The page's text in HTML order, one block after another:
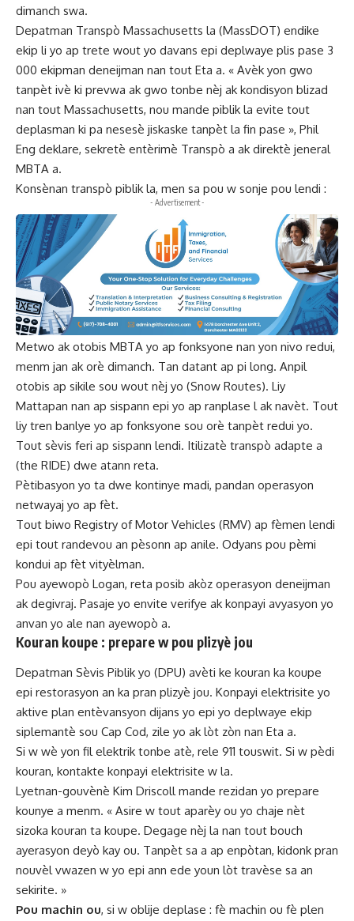
dimanch swa.
Depatman Transpò Massachusetts la (MassDOT) endike
ekip li yo ap trete wout yo davans epi deplwaye plis pase 3
000 ekipman deneijman nan tout Eta a. « Avèk yon gwo
tanpèt ivè ki prevwa ak gwo tonbe nèj ak kondisyon blizad
nan tout Massachusetts, nou mande piblik la evite tout
deplasman ki pa nesesè jiskaske tanpèt la fin pase », Phil
Eng deklare, sekretè entèrimè Transpò a ak direktè jeneral
MBTA a.
Konsènan transpò piblik la, men sa pou w sonje pou lendi :
- Advertisement -
Metwo ak otobis MBTA yo ap fonksyone nan yon nivo redui,
menm jan ak orè dimanch. Tan datant ap pi long. Anpil
otobis ap sikile sou wout nèj yo (Snow Routes). Liy
Mattapan nan ap sispann epi yo ap ranplase l ak navèt. Tout
liy tren banlye yo ap fonksyone sou orè tanpèt redui yo.
Tout sèvis feri ap sispann lendi. Itilizatè transpò adapte a
(the RIDE) dwe atann reta.
Pètibasyon yo ta dwe kontinye madi, pandan operasyon
netwayaj yo ap fèt.
Tout biwo Registry of Motor Vehicles (RMV) ap fèmen lendi
epi tout randevou an pèsonn ap anile. Odyans pou pèmi
kondui ap fèt vityèlman.
Pou ayewopò Logan, reta posib akòz operasyon deneijman
ak degivraj. Pasaje yo envite verifye ak konpayi avyasyon yo
anvan yo ale nan ayewopò a.
Kouran koupe : prepare w pou plizyè jou
Depatman Sèvis Piblik yo (DPU) avèti ke kouran ka koupe
epi restorasyon an ka pran plizyè jou. Konpayi elektrisite yo
aktive plan entèvansyon dijans yo epi yo deplwaye ekip
siplemantè sou Cap Cod, zile yo ak lòt zòn nan Eta a.
Si w wè yon fil elektrik tonbe atè, rele 911 touswit. Si w pèdi
kouran, kontakte konpayi elektrisite w la.
Lyetnan-gouvènè Kim Driscoll mande rezidan yo prepare
kounye a menm. « Asire w tout aparèy ou yo chaje nèt
sizoka kouran ta koupe. Degage nèj la nan tout bouch
ayerasyon deyò kay ou. Tanpèt sa a ap enpòtan, kidonk pran
nouvèl vwazen w yo epi ann ede youn lòt travèse sa an
sekirite. »
Pou machin ou, si w oblije deplase : fè machin ou fè plen